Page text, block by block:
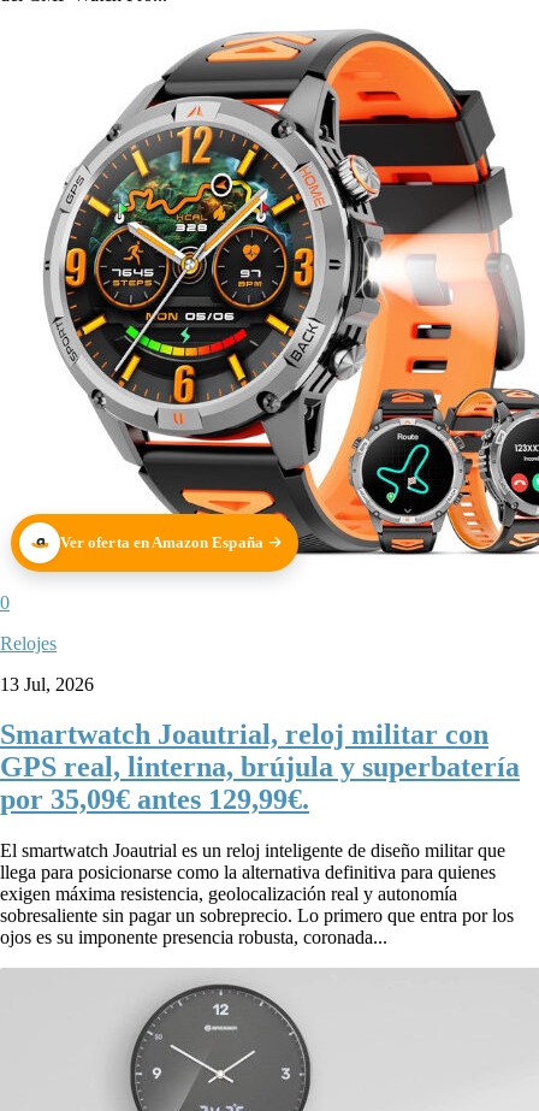
Ver oferta en Amazon España
0
Relojes
13 Jul, 2026
Smartwatch Joautrial, reloj militar con
GPS real, linterna, brújula y superbatería
por 35,09€ antes 129,99€.
El smartwatch Joautrial es un reloj inteligente de diseño militar que
llega para posicionarse como la alternativa definitiva para quienes
exigen máxima resistencia, geolocalización real y autonomía
sobresaliente sin pagar un sobreprecio. Lo primero que entra por los
ojos es su imponente presencia robusta, coronada...